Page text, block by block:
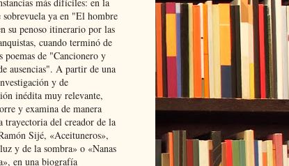
sobrevuela ya en "El hombre
su penoso itinerario por las
cuando terminó de
poemas de "Cancionero y
ausencias". A partir de una
y de
inédita muy relevante,
y examina de manera
trayectoria del creador de la
Sijé, «Aceituneros»,
y de la sombra» o «Nanas
en una biografía